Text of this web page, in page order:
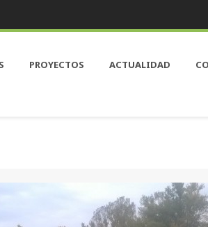
PROYECTOS ACTUALIDAD